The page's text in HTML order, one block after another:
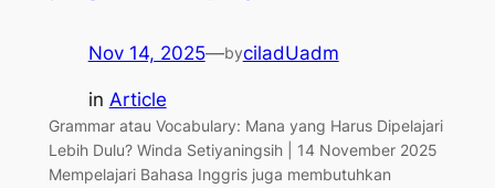
Nov 14, 2025—byciladUadm
in Article
Grammar atau Vocabulary: Mana yang Harus Dipelajari
Lebih Dulu? Winda Setiyaningsih | 14 November 2025
Mempelajari Bahasa Inggris juga membutuhkan